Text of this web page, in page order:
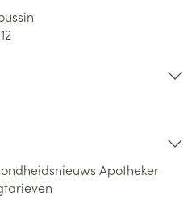
Apotheker